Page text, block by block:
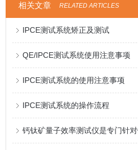
相关文章 RELATED ARTICLES
IPCE测试系统矫正及测试
QE/IPCE测试系统使用注意事项
IPCE测试系统的使用注意事项
IPCE测试系统的操作流程